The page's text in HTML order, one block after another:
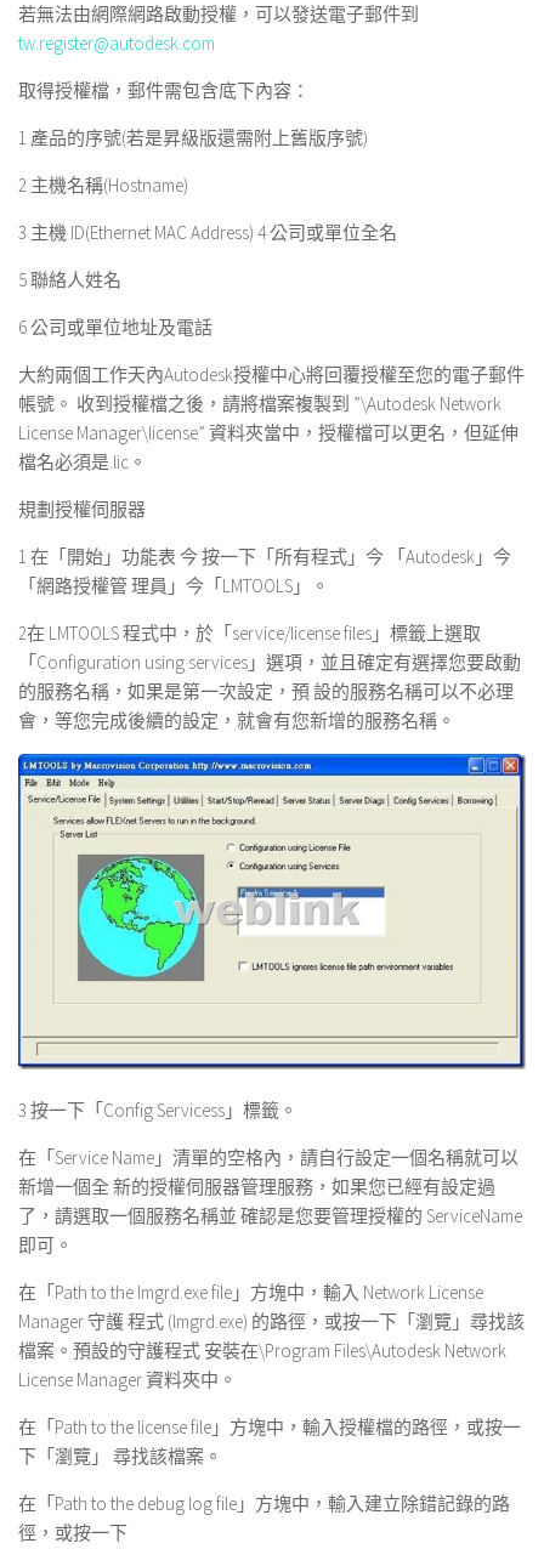
若無法由網際網路啟動授權，可以發送電子郵件到
tw.register@autodesk.com
取得授權檔，郵件需包含底下內容：
1 產品的序號(若是昇級版還需附上舊版序號)
2 主機名稱(Hostname)
3 主機 ID(Ethernet MAC Address) 4 公司或單位全名
5 聯絡人姓名
6 公司或單位地址及電話
大約兩個工作天內Autodesk授權中心將回覆授權至您的電子郵件
帳號。 收到授權檔之後，請將檔案複製到 ”\Autodesk Network
License Manager\license” 資料夾當中，授權檔可以更名，但延伸
檔名必須是.lic。
規劃授權伺服器
1 在「開始」功能表 今 按一下「所有程式」今 「Autodesk」今
「網路授權管 理員」今「LMTOOLS」。
2在 LMTOOLS 程式中，於「service/license files」標籤上選取
「Configuration using services」選項，並且確定有選擇您要啟動
的服務名稱，如果是第一次設定，預 設的服務名稱可以不必理
會，等您完成後續的設定，就會有您新增的服務名稱。
3 按一下「Config Servicess」標籤。
在「Service Name」清單的空格內，請自行設定一個名稱就可以
新增一個全 新的授權伺服器管理服務，如果您已經有設定過
了，請選取一個服務名稱並 確認是您要管理授權的 ServiceName
即可。
在「Path to the lmgrd.exe file」方塊中，輸入 Network License
Manager 守護 程式 (lmgrd.exe) 的路徑，或按一下「瀏覽」尋找該
檔案。預設的守護程式 安裝在\Program Files\Autodesk Network
License Manager 資料夾中。
在「Path to the license file」方塊中，輸入授權檔的路徑，或按一
下「瀏覽」 尋找該檔案。
在「Path to the debug log file」方塊中，輸入建立除錯記錄的路
徑，或按一下